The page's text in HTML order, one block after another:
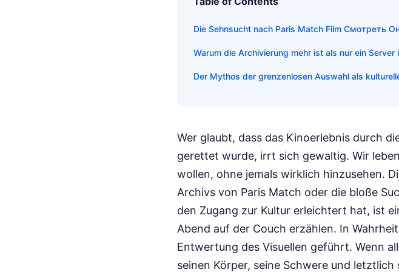
Die Sehnsucht nach Paris Match Film Смотреть
Warum die Archivierung mehr ist als nur ein Server
Der Mythos der grenzenlosen Auswahl als
Wer glaubt, dass das Kinoerlebnis durch
gerettet wurde, irrt sich gewaltig. Wir
wollen, ohne jemals wirklich hinzusehen.
Archivs von Paris Match oder die bloße
den Zugang zur Kultur erleichtert hat, ist
Abend auf der Couch erzählen. In
Entwertung des Visuellen geführt. Wenn
seinen Körper, seine Schwere und